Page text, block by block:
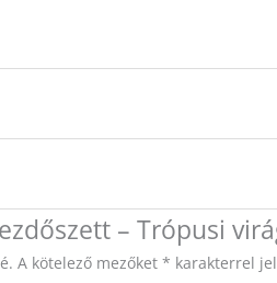
– Trópusi
A kötelező mezőket * karakterrel